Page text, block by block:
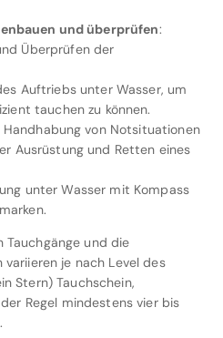
und überprüfen:
Überprüfen der
Auftriebs unter Wasser, um
tauchen zu können.
Handhabung von Notsituationen
Ausrüstung und Retten eines
unter Wasser mit Kompass
Tauchgänge und die
je nach Level des
Stern) Tauchschein,
Regel mindestens vier bis